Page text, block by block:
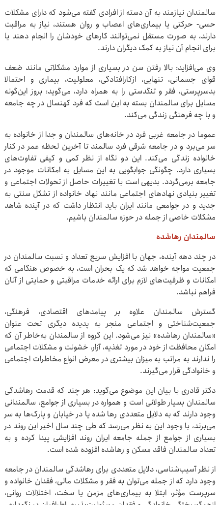
سالمندان نیازمند به آن دسته از افرادی گفته می‌شود که دارای مشکلات
حسی- حرکتی یا بیماری‌های اعصاب و روان هستند، نیاز به مراقبت
دارند، به صورت مستقل نمی‌توانند کارهای خودشان را انجام دهند یا
برای انجام آن نیاز به کمک دیگران دارند.
وی می‌افزاید: بالا رفتن سن در بسیاری از موارد مشکلاتی مانند ضعف
قوای جسمانی، تنهایی، ازکارافتادگی، معلولیت، بیماری و احتمالا
بدسرپرستی، فقر و تنگدستی را به همراه دارد، می‌گوید: بروز این‌گونه
مسایل برای سالمندان بسته به این است که فرد کهنسال در چه جامعه
و با چه فرهنگی زندگی می‌کند‌.
عموما در جامعه غربی فرد در خانه‌های سالمندان و جدا از خانواده به
سر می‌برد و در جامعه شرقی فرد سالمند تا آخرین لحظه عمر در کنار
خانواده زندگی می‌کند. این دو نگاه از نظر کمی و کیفی تفاوت‌های
بسیاری دارد. چگونگی جوابگویی به این مسایل به امکانات موجود در
جامعه برمی‌گردد‌. بدیهی است با تغییرات حاصل از تحولات اجتماعی و
تغییر بنیادی نهادهای اجتماعی مانند نهاد خانواده از تشکل سنتی به
جدید و در جوامعی مانند ایران باید انتظار داشت که در آینده شاهد
مشکلات خاصی از جمله در حوزه سالمندان باشیم.
سالمندان رهاشده
در چند دهه آینده، جهان با افزایش سریع تعداد و نسبت سالمندان در
جمعیت مواجه خواهد شد که یک بحران است، به خصوص هنگامی که
امکانات و ظرفیت‌های لازم برای ارائه خدمات مراقبتی و حمایتی از آنان
فراهم نباشد.
گسترش سالمندان علاوه بر پیامدهای اقتصادی، فرهنگی،
جمعیت‌شناختی و اجتماعی منجر به پدیده دیگری تحت عنوان
«سالمندان رهاشده» نیز می‌شود. این گروه از سالمندان به‌خاطر آن که
امکان محافظت از خود در مورد تغذیه، آزار، خشونت و مشکلات اجتماعی
را ندارند به مراتب به میزان بیشتری در معرض انواع مخاطرات اجتماعی
و خانوادگی قرار می‌گیرند.
دکتر قادری با بیان این موضوع می‌گوید: هر چند که قدمت رهاشدگی
سالمندان بسیار طولانی است و همواره در بسیاری از جوامع، سالمندانی
وجود دارند که به دلایل متعددی رها شده یا در خیابان و پارک‌ها به سر
می‌برند، با وجود این به نظر می‌رسد که طی چند سال اخیر این روند در
بسیاری از جوامع از جمله جامعه ایران روند افزایشی پیدا کرده و به
تعداد سالمندان فاقد مسکن و رهاشده افزوده شده است.
از نظر آسیب‌شناسی، دلایل متعددی برای رهاشدگی سالمندان در جامعه
وجود دارد که از جمله می‌توان به فقر و مشکلات مالی، فقدان خانواده و
سرپرست مؤثر، ابتلا به بیماری‌های مزمن یا سخت، اختلالات روانی،